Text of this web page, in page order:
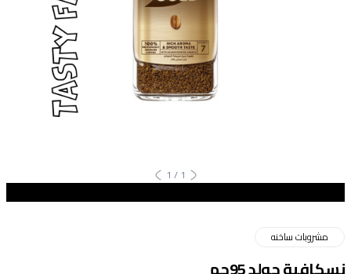
1
/
1
مشروبات ساخنه